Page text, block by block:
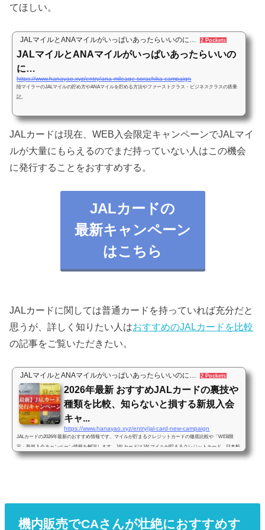
てほしい。
JALマイルとANAマイルがいっぱいあったらいいのに… 2 Pockets
JALマイルとANAマイルがいっぱいあったらいいの
に…
https://www.hanayao.xyz/entry/ana-mileage-sorachika-campaign
陸マイラーのJALマイルの貯め方やANAマイルを貯める方法やファーストクラス・ビジネスクラスの搭乗
記。
JALカードは現在、WEB入会限定キャンペーンでJALマイ
ルが大量にもらえるのでまだ持っていない人はこの機会
に発行することをおすすめする。
JALカードの
最新キャンペーン
はこちら
JALカードに関しては普通カードを持っていれば充分だと
思うが、詳しく知りたい人はおすすめのJALカードを比較
の記事をご覧いただきたい。
JALマイルとANAマイルがいっぱいあったらいいのに… 2 Pockets
2026年最新 おすすめJALカードの裏技や
種類を比較、知らないと損する新規入会
キャ...
https://www.hanayao.xyz/entry/jal-card-new-campaign
JALカードの2026年最新のおすすめ情報です。マイルが貯まるクレジットカードの徹底比較や「WEB限
定」新規入会キャンペーン情報を解説します。JALカードはJALマイルが貯まるクレジットカード、日本航
空がクレジットカード会社と提携して発行しています。もし貴方がJALマイルを貯めたいと思っているの
機内販売でCAさんが壮絶におすすめす